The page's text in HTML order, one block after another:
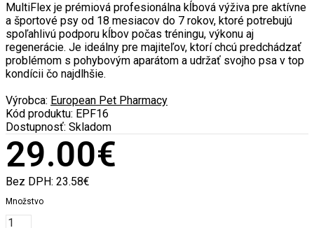
MultiFlex je prémiová profesionálna kĺbová výživa pre aktívne
a športové psy od 18 mesiacov do 7 rokov, ktoré potrebujú
spoľahlivú podporu kĺbov počas tréningu, výkonu aj
regenerácie. Je ideálny pre majiteľov, ktorí chcú predchádzať
problémom s pohybovým aparátom a udržať svojho psa v top
kondícii čo najdlhšie.
Výrobca: European Pet Pharmacy
Kód produktu: EPF16
Dostupnosť: Skladom
29.00€
Bez DPH: 23.58€
Množstvo